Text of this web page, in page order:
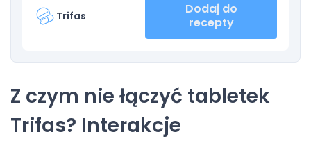
Trifas
Dodaj do
recepty
Z czym nie łączyć tabletek
Trifas? Interakcje